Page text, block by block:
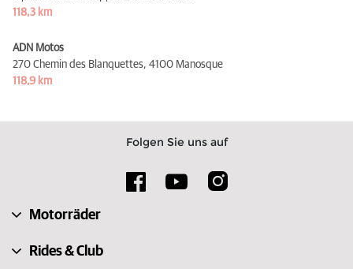
118,3 km
ADN Motos
270 Chemin des Blanquettes, 4100 Manosque
118,9 km
Folgen Sie uns auf
Motorräder
Rides & Club